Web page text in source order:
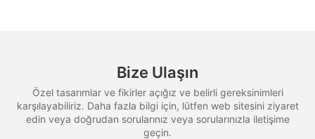
Bize Ulaşın
Özel tasarımlar ve fikirler açığız ve belirli gereksinimleri
karşılayabiliriz. Daha fazla bilgi için, lütfen web sitesini ziyaret
edin veya doğrudan sorularınız veya sorularınızla iletişime
geçin.